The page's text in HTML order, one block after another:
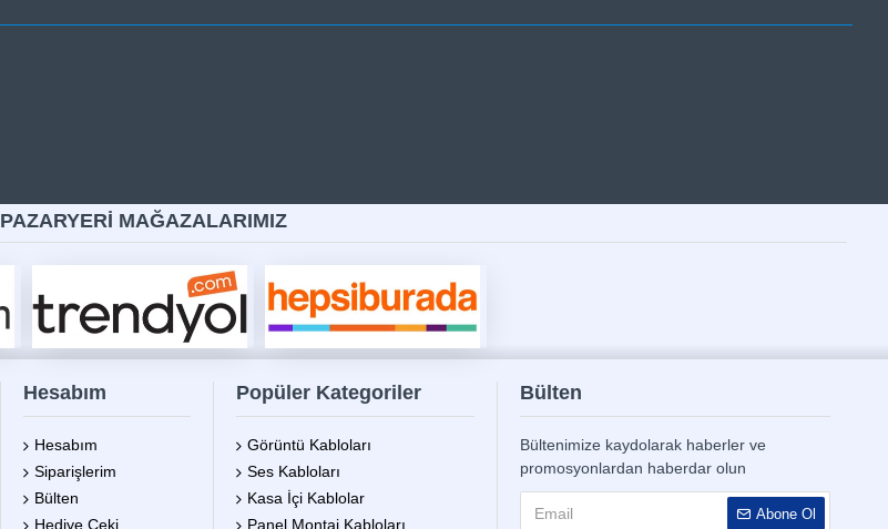
PAZARYERİ MAĞAZALARIMIZ
Hesabım
Hesabım
Siparişlerim
Bülten
Hediye Çeki
Popüler Kategoriler
Görüntü Kabloları
Ses Kabloları
Kasa İçi Kablolar
Panel Montaj Kabloları
Bülten
Bültenimize kaydolarak haberler ve
promosyonlardan haberdar olun
Abone Ol